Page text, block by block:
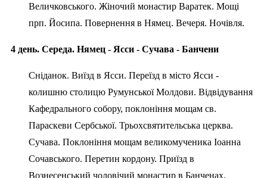
Величковського. Жіночий монастир Варатек. Мощі
прп. Йосипа. Повернення в Нямец. Вечеря. Ночівля.
4 день. Середа. Нямец - Ясси - Сучава - Банчени
Сніданок. Виїзд в Ясси. Переїзд в місто Ясси -
колишню столицю Румунської Молдови. Відвідування
Кафедрального собору, поклоніння мощам св.
Параскеви Сербської. Трьохсвятительська церква.
Сучава. Поклоніння мощам великомученика Іоанна
Сочавського. Перетин кордону. Приїзд в
Вознесенський чоловічий монастир в Банченах.